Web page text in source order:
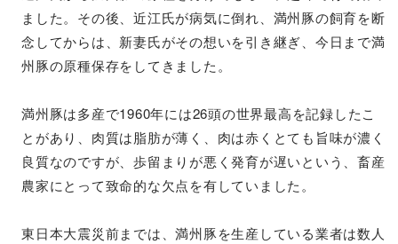
ました。その後、近江氏が病気に倒れ、満州豚の飼育を断
念してからは、新妻氏がその想いを引き継ぎ、今日まで満
州豚の原種保存をしてきました。
満州豚は多産で1960年には26頭の世界最高を記録したこ
とがあり、肉質は脂肪が薄く、肉は赤くとても旨味が濃く
良質なのですが、歩留まりが悪く発育が遅いという、畜産
農家にとって致命的な欠点を有していました。
東日本大震災前までは、満州豚を生産している業者は数人